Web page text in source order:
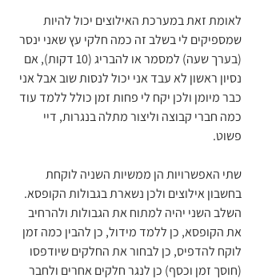
לאומת זאת במערכת האילוצים יכול להיות
שמספיקים לי בשלב זה כמה חלקי עץ שאני ינסר
(בערך שעה) למסמר או להבריג (10 דקות), אם
נסיון ראשון לא עבד אני יכול לנסות שוב אבל אני
כבר מיומן ולכן יקח לי פחות זמן כולל ללמד עוד
כמה חברי קבוצה וליצור מתלה בנגרות, דיי
פשוט.
שתי האפשרויות הן ממשיות השניה לוקחת
בחשבון אילוצים ולכן נשארת בגבולות הקופסא.
השלב השני יהיה למתוח את הגבולות ולהרחיב
את הקופסא, כן ללמד מידול, כן להבין כמה זמן
לוקח להדפיס, כן לבחור את החלקים שיודפסו
(חוסך זמן וכסף) כן לנגר חלקים אחרים ולחבר